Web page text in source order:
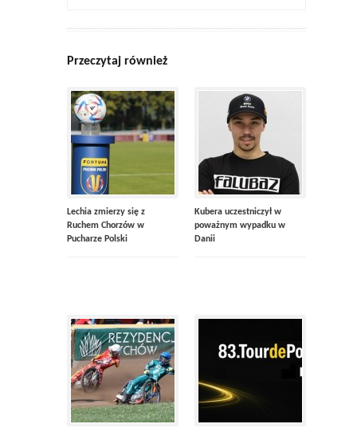
Przeczytaj również
Lechia zmierzy się z
Ruchem Chorzów w
Pucharze Polski
Kubera uczestniczył w
poważnym wypadku w
Danii